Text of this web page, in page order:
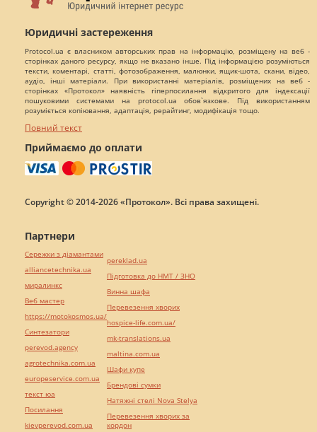
Юридичні застереження
Protocol.ua є власником авторських прав на інформацію, розміщену на веб -
сторінках даного ресурсу, якщо не вказано інше. Під інформацією розуміються
тексти, коментарі, статті, фотозображення, малюнки, ящик-шота, скани, відео,
аудіо, інші матеріали. При використанні матеріалів, розміщених на веб -
сторінках «Протокол» наявність гіперпосилання відкритого для індексації
пошуковими системами на protocol.ua обов`язкове. Під використанням
розуміється копіювання, адаптація, рерайтинг, модифікація тощо.
Повний текст
Приймаємо до оплати
Copyright © 2014-2026 «Протокол». Всі права захищені.
Партнери
Сережки з діамантами
alliancetechnika.ua
миралинкс
Веб мастер
https://motokosmos.ua/
Синтезатори
perevod.agency
agrotechnika.com.ua
europeservice.com.ua
текст юа
Посилання
kievperevod.com.ua
pereklad.ua
Підготовка до НМТ / ЗНО
Винна шафа
Перевезення хворих
hospice-life.com.ua/
mk-translations.ua
maltina.com.ua
Шафи купе
Брендові сумки
Натяжні стелі Nova Stelya
Перевезення хворих за
кордон